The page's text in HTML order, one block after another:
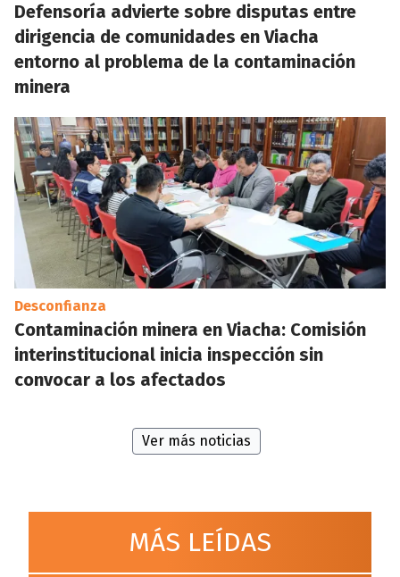
Defensoría advierte sobre disputas entre
dirigencia de comunidades en Viacha
entorno al problema de la contaminación
minera
Desconfianza
Contaminación minera en Viacha: Comisión
interinstitucional inicia inspección sin
convocar a los afectados
Ver más noticias
MÁS LEÍDAS